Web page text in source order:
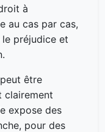
à
au cas par cas,
préjudice et
être
clairement
expose des
pour des